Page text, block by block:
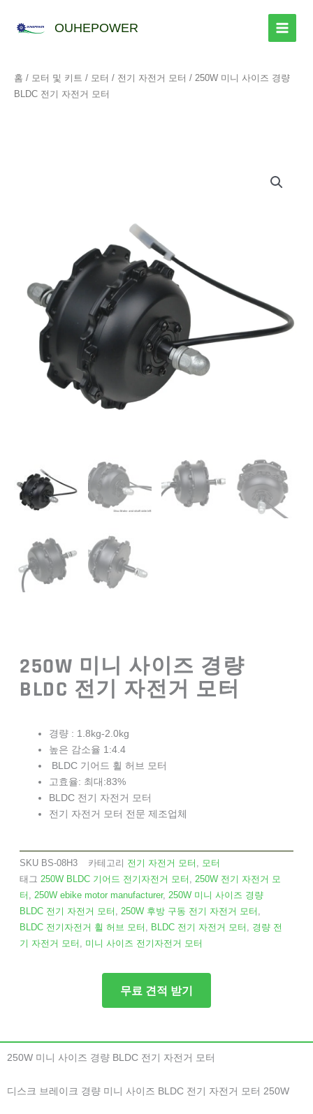
OUHEPOWER
홈 / 모터 및 키트 / 모터 / 전기 자전거 모터 / 250W 미니 사이즈 경량
BLDC 전기 자전거 모터
250W 미니 사이즈 경량
BLDC 전기 자전거 모터
경량 : 1.8kg-2.0kg
높은 감소율 1:4.4
BLDC 기어드 휠 허브 모터
고효율: 최대:83%
BLDC 전기 자전거 모터
전기 자전거 모터 전문 제조업체
SKU BS-08H3 카테고리 전기 자전거 모터 , 모터
태그 250W BLDC 기어드 전기자전거 모터 , 250W 전기 자전거 모
터 , 250W ebike motor manufacturer, 250W 미니 사이즈 경량
BLDC 전기 자전거 모터 , 250W 후방 구동 전기 자전거 모터 ,
BLDC 전기자전거 휠 허브 모터 , BLDC 전기 자전거 모터 , 경량 전
기 자전거 모터 , 미니 사이즈 전기자전거 모터
무료 견적 받기
250W 미니 사이즈 경량 BLDC 전기 자전거 모터
디스크 브레이크 경량 미니 사이즈 BLDC 전기 자전거 모터 250W